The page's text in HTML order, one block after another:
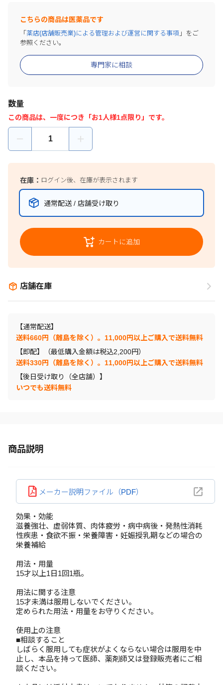
こちらの商品は医薬品です
専門家に相談
「 薬店(店舗販売業)による管理および運営に関する事項 」をご
参照ください。
数量
この商品は、一度につき「お1人様1点限り」です。
在庫： ログイン後、在庫が表示されます
通常配送 / 店舗受け取り
カートに追加
店舗在庫
【通常配送】
送料660円（離島を除く）。11,000円以上ご購入で送料無料
【即配】（最低購入金額は税込2,200円）
送料330円（離島を除く）。11,000円以上ご購入で送料無料
【後日受け取り（全店舗）】
いつでも送料無料
商品説明
メーカー説明ファイル（PDF）
効果・効能
滋養強壮、虚弱体質、肉体疲労・病中病後・発熱性消耗
性疾患・食欲不振・栄養障害・妊娠授乳期などの場合の
栄養補給
用法・用量
15才以上1日1回1瓶。
用法に関する注意
15才未満は服用しないでください。
定められた用法・用量をお守りください。
使用上の注意
■相談すること
しばらく服用しても症状がよくならない場合は服用を中
止し、本品を持って医師、薬剤師又は登録販売者にご相
談ください。